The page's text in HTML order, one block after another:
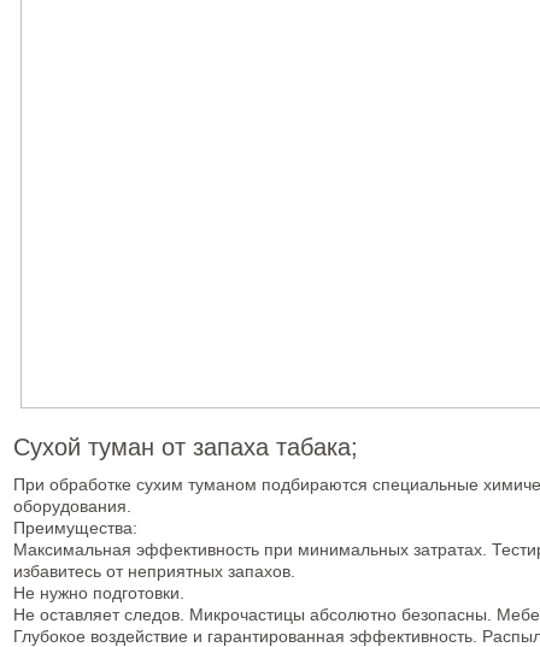
Сухой туман от запаха табака;
При обработке сухим туманом подбираются специальные
оборудования.
Преимущества:
Максимальная эффективность при минимальных затратах.
избавитесь от неприятных запахов.
Не нужно подготовки.
Не оставляет следов. Микрочастицы абсолютно безопасны.
Глубокое воздействие и гарантированная эффективность.